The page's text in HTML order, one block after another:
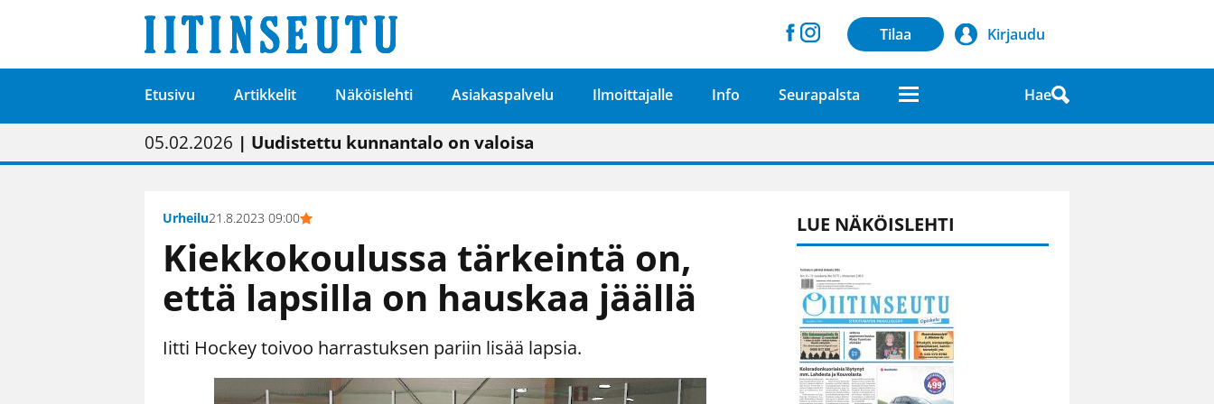
Tilaa Kirjaudu
Etusivu Artikkelit Näköislehti Asiakaspalvelu Ilmoittajalle Info Seurapalsta Hae
01.02.2026 | Painon vaihtumisen pitäisi näkyä hieman parempana painojäljen laatuna lehdessä
05.02.2026 | Uudistettu kunnantalo on valoisa
23.04.2026 | “Olemme käynnistämässä uudelleen keskustavisiotyön”
09.05.2026| "Maalla on totuttu elämään omavaraisemmin kuin kaupungissa"
Urheilu21.8.2023 09:00
Kiekkokoulussa tärkeintä on,
että lapsilla on hauskaa jäällä
Iitti Hockey toivoo harrastuksen pariin lisää lapsia.
LUE NÄKÖISLEHTI